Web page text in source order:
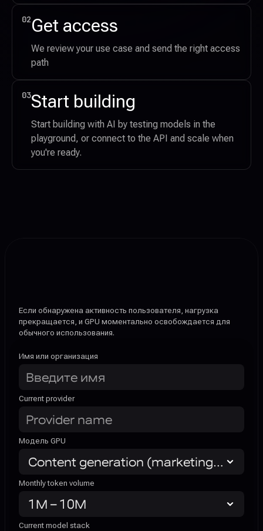
02Get access
We review your use case and send the right access
path
03Start building
Start building with AI by testing models in the
playground, or connect to the API and scale when
you're ready.
Если обнаружена активность пользователя, нагрузка
прекращается, и GPU моментально освобождается для
обычного использования.
Имя или организация
Current provider
Модель GPU
Monthly token volume
Current model stack